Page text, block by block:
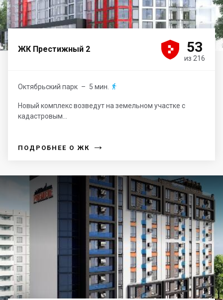
ЖК Престижный 2 



 53
из 216
Октябрьский парк – 5 мин. 
Новый комплекс возведут на земельном участке с
кадастровым...
ПОДРОБНЕЕ О ЖК →